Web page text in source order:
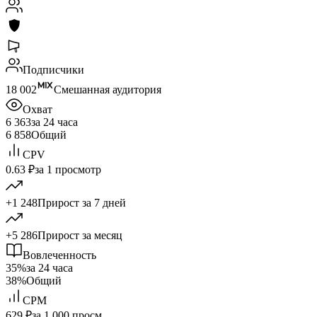
Подписчики
18 002
Смешанная аудитория
Охват
6 363за 24 часа
6 858Общий
CPV
0.63 ₽за 1 просмотр
+1 248Прирост за 7 дней
+5 286Прирост за месяц
Вовлеченность
35%за 24 часа
38%Общий
CPM